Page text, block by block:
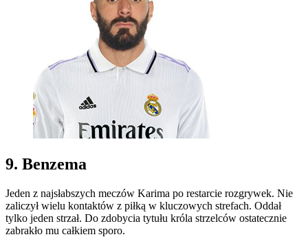
9. Benzema
Jeden z najsłabszych meczów Karima po restarcie rozgrywek. Nie
zaliczył wielu kontaktów z piłką w kluczowych strefach. Oddał
tylko jeden strzał. Do zdobycia tytułu króla strzelców ostatecznie
zabrakło mu całkiem sporo.